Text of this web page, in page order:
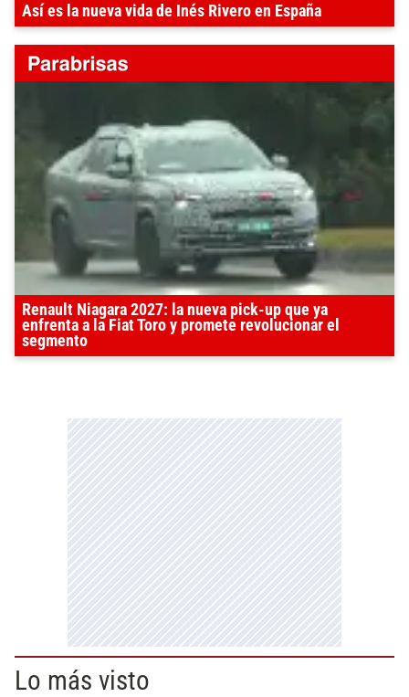
Así es la nueva vida de Inés Rivero en España
Renault Niagara 2027: la nueva pick-up que ya
enfrenta a la Fiat Toro y promete revolucionar el
segmento
Lo más visto